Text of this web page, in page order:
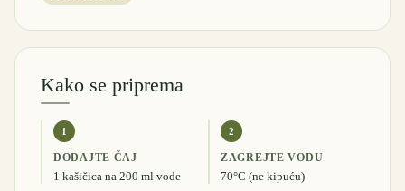
Kako se priprema
1
DODAJTE ČAJ
1 kašičica na 200 ml vode
2
ZAGREJTE VODU
70°C (ne kipuću)